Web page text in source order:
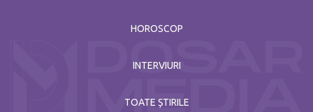
HOROSCOP
INTERVIURI
TOATE ȘTIRILE